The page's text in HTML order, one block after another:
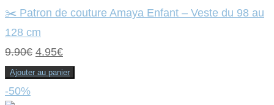
✂️ Patron de couture Amaya Enfant – Veste du 98 au
128 cm
9.90€ Le
prix
4.95€Le
prix
Ajouter au panier
-50%